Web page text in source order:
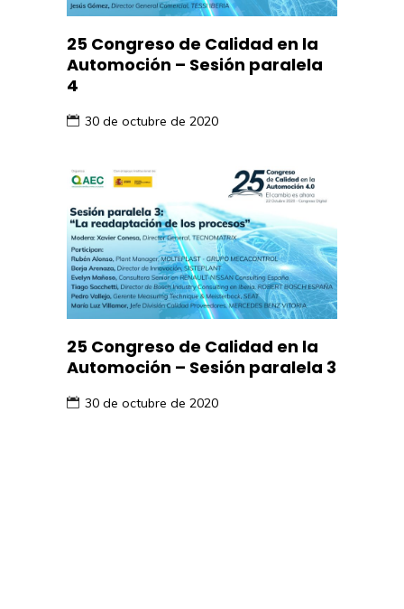
25 Congreso de Calidad en la
Automoción – Sesión paralela
4
30 de octubre de 2020
25 Congreso de Calidad en la
Automoción – Sesión paralela 3
30 de octubre de 2020